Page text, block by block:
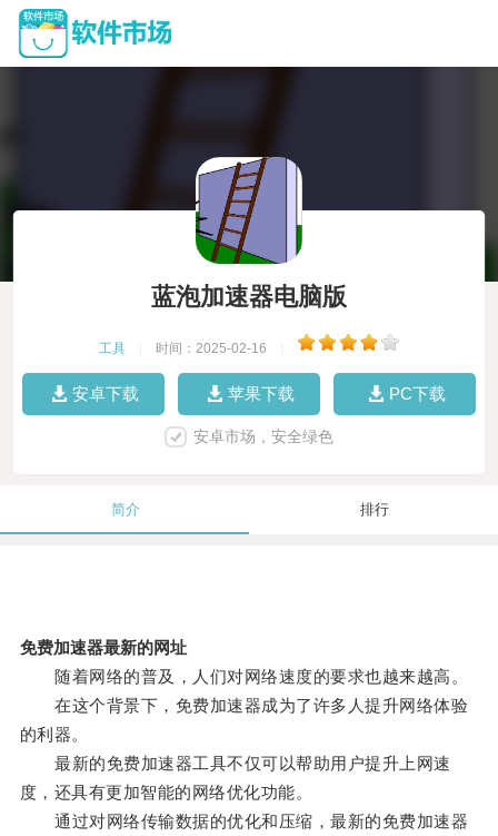
蓝泡加速器电脑版
工具 时间：2025-02-16
安卓下载 苹果下载 PC下载
安卓市场，安全绿色
简介 排行
免费加速器最新的网址
随着网络的普及，人们对网络速度的要求也越来越高。
在这个背景下，免费加速器成为了许多人提升网络体验
的利器。
最新的免费加速器工具不仅可以帮助用户提升上网速
度，还具有更加智能的网络优化功能。
通过对网络传输数据的优化和压缩，最新的免费加速器